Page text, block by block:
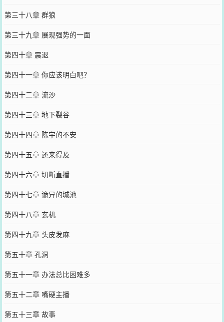
第三十八章 群狼
第三十九章 展现强势的一面
第四十章 震退
第四十一章 你应该明白吧？
第四十二章 流沙
第四十三章 地下裂谷
第四十四章 陈宇的不安
第四十五章 还来得及
第四十六章 切断直播
第四十七章 诡异的城池
第四十八章 玄机
第四十九章 头皮发麻
第五十章 孔洞
第五十一章 办法总比困难多
第五十二章 嘴硬主播
第五十三章 故事